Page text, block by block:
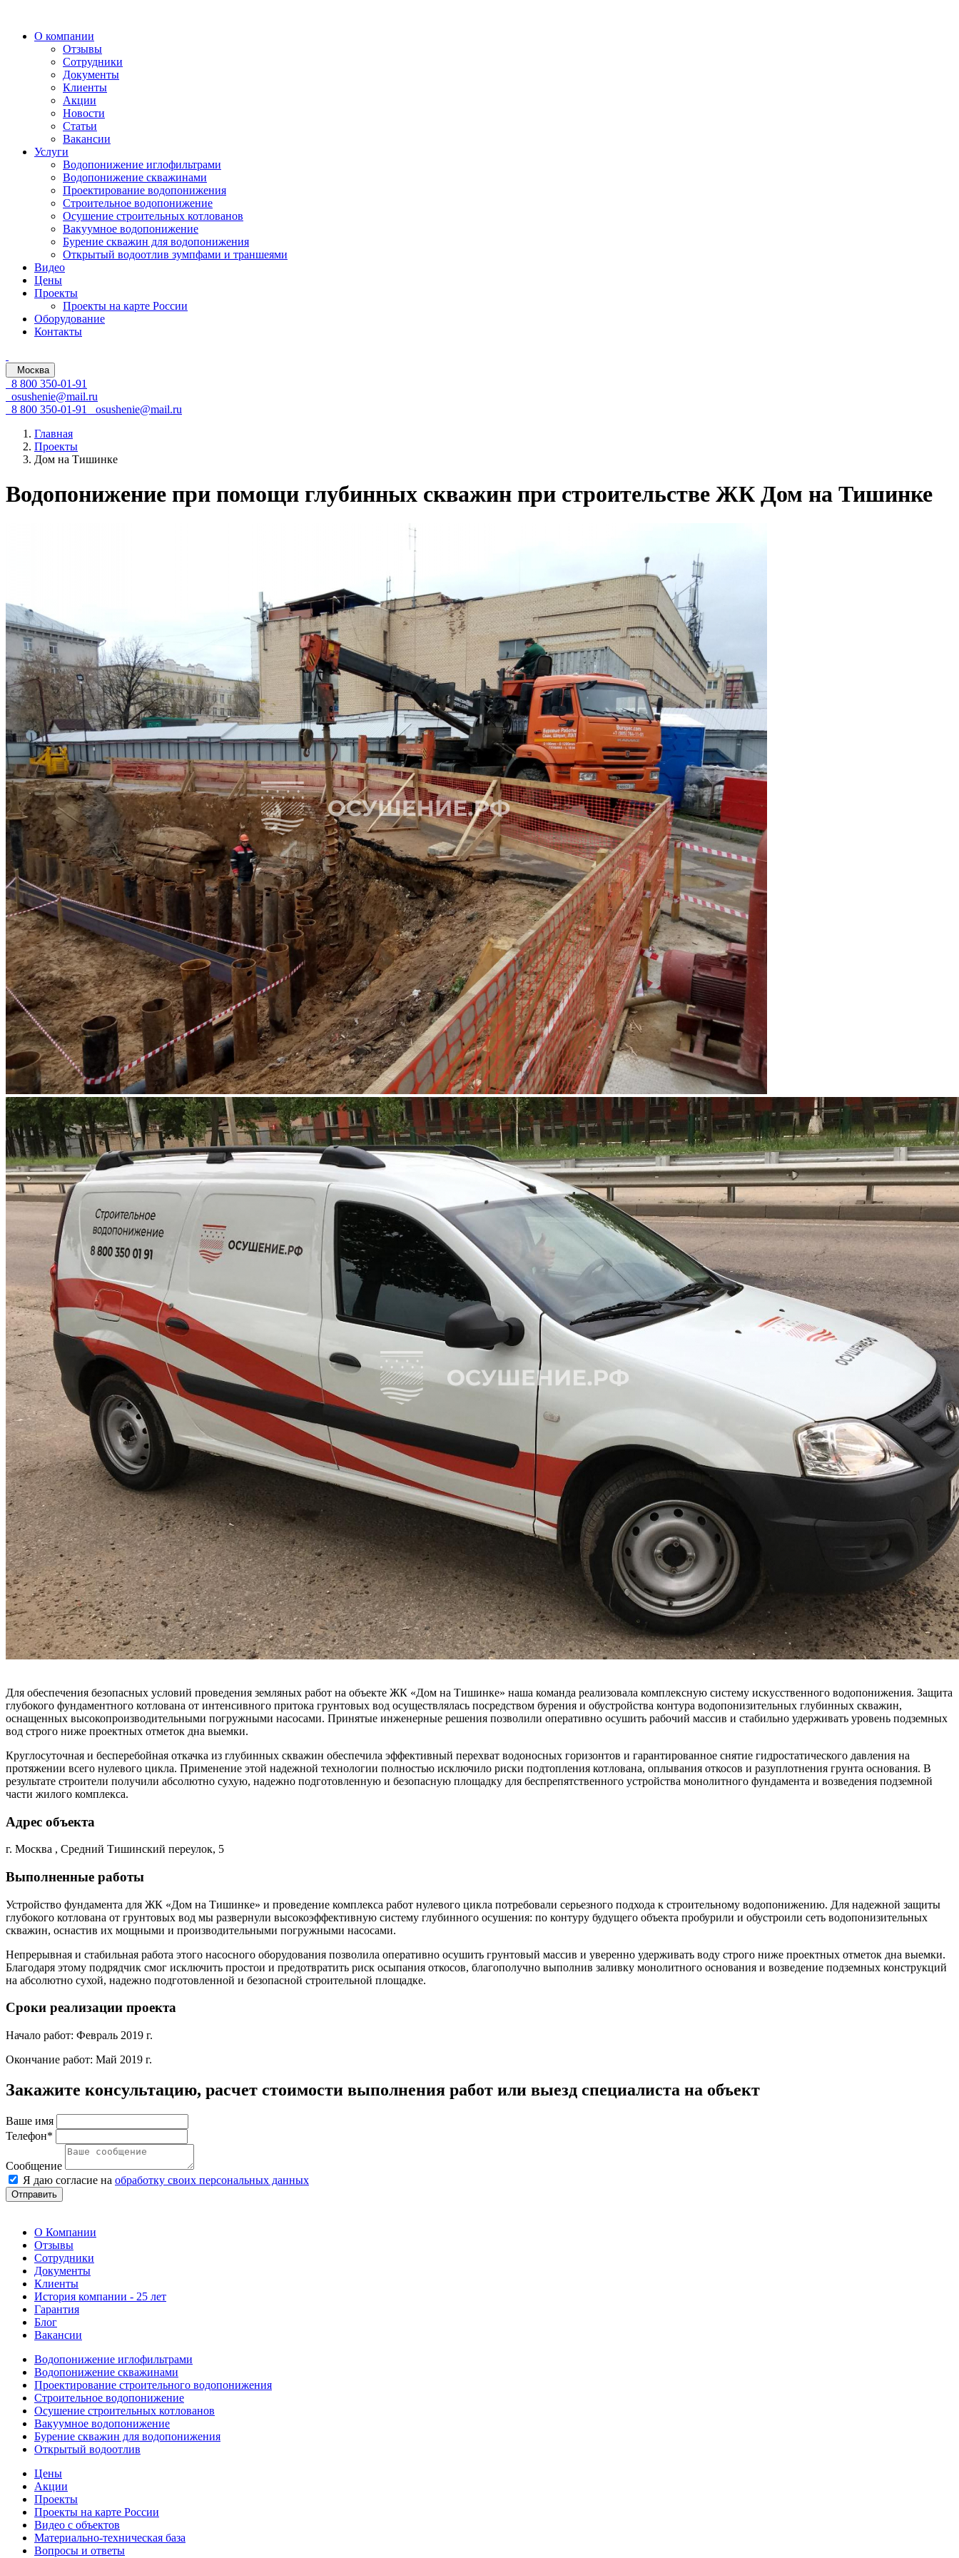
О компании
Отзывы
Сотрудники
Документы
Клиенты
Акции
Новости
Статьи
Вакансии
Услуги
Водопонижение иглофильтрами
Водопонижение скважинами
Проектирование водопонижения
Строительное водопонижение
Осушение строительных котлованов
Вакуумное водопонижение
Бурение скважин для водопонижения
Открытый водоотлив зумпфами и траншеями
Видео
Цены
Проекты
Проекты на карте России
Оборудование
Контакты
Москва
8 800 350-01-91
osushenie@mail.ru
8 800 350-01-91
osushenie@mail.ru
Главная
Проекты
Дом на Тишинке
Водопонижение при помощи глубинных скважин при строительстве ЖК Дом на Тишинке
Для обеспечения безопасных условий проведения земляных работ на объекте ЖК «Дом на Тишинке» наша команда реализовала комплексную систему искусственного водопонижения. Защита
глубокого фундаментного котлована от интенсивного притока грунтовых вод осуществлялась посредством бурения и обустройства контура водопонизительных глубинных скважин,
оснащенных высокопроизводительными погружными насосами. Принятые инженерные решения позволили оперативно осушить рабочий массив и стабильно удерживать уровень подземных
вод строго ниже проектных отметок дна выемки.
Круглосуточная и бесперебойная откачка из глубинных скважин обеспечила эффективный перехват водоносных горизонтов и гарантированное снятие гидростатического давления на
протяжении всего нулевого цикла. Применение этой надежной технологии полностью исключило риски подтопления котлована, оплывания откосов и разуплотнения грунта основания. В
результате строители получили абсолютно сухую, надежно подготовленную и безопасную площадку для беспрепятственного устройства монолитного фундамента и возведения подземной
части жилого комплекса.
Адрес объекта
г. Москва , Средний Тишинский переулок, 5
Выполненные работы
Устройство фундамента для ЖК «Дом на Тишинке» и проведение комплекса работ нулевого цикла потребовали серьезного подхода к строительному водопонижению. Для надежной защиты
глубокого котлована от грунтовых вод мы развернули высокоэффективную систему глубинного осушения: по контуру будущего объекта пробурили и обустроили сеть водопонизительных
скважин, оснастив их мощными и производительными погружными насосами.
Непрерывная и стабильная работа этого насосного оборудования позволила оперативно осушить грунтовый массив и уверенно удерживать воду строго ниже проектных отметок дна выемки.
Благодаря этому подрядчик смог исключить простои и предотвратить риск осыпания откосов, благополучно выполнив заливку монолитного основания и возведение подземных конструкций
на абсолютно сухой, надежно подготовленной и безопасной строительной площадке.
Сроки реализации проекта
Начало работ: Февраль 2019 г.
Окончание работ: Май 2019 г.
Закажите консультацию, расчет стоимости выполнения работ или выезд специалиста на объект
Ваше имя
Телефон*
Сообщение
Я даю согласие на обработку своих персональных данных
Отправить
О Компании
Отзывы
Сотрудники
Документы
Клиенты
История компании - 25 лет
Гарантия
Блог
Вакансии
Водопонижение иглофильтрами
Водопонижение скважинами
Проектирование строительного водопонижения
Строительное водопонижение
Осушение строительных котлованов
Вакуумное водопонижение
Бурение скважин для водопонижения
Открытый водоотлив
Цены
Акции
Проекты
Проекты на карте России
Видео с объектов
Материально-техническая база
Вопросы и ответы